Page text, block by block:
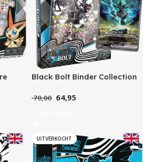
Black Bolt Binder Collection
70,00 64,95
UITVERKOCHT